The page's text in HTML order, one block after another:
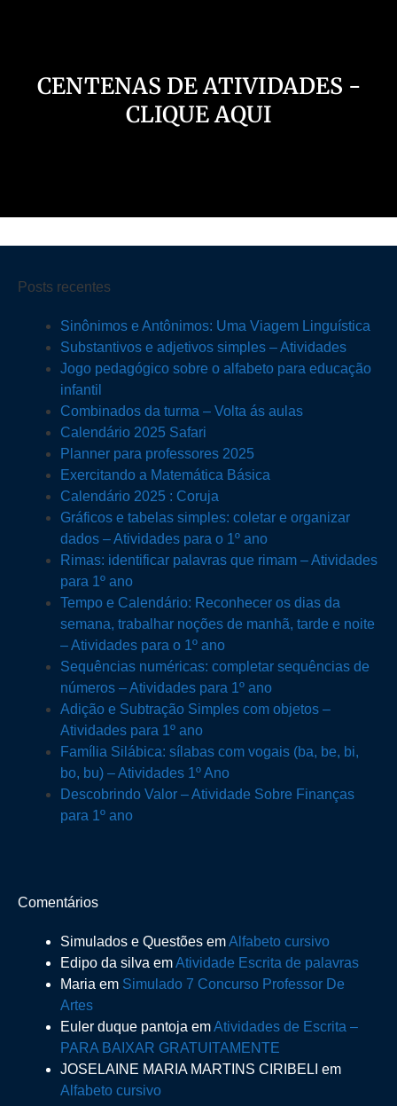
CENTENAS DE ATIVIDADES -
CLIQUE AQUI
Posts recentes
Sinônimos e Antônimos: Uma Viagem Linguística
Substantivos e adjetivos simples – Atividades
Jogo pedagógico sobre o alfabeto para educação
infantil
Combinados da turma – Volta ás aulas
Calendário 2025 Safari
Planner para professores 2025
Exercitando a Matemática Básica
Calendário 2025 : Coruja
Gráficos e tabelas simples: coletar e organizar
dados – Atividades para o 1º ano
Rimas: identificar palavras que rimam – Atividades
para 1º ano
Tempo e Calendário: Reconhecer os dias da
semana, trabalhar noções de manhã, tarde e noite
– Atividades para o 1º ano
Sequências numéricas: completar sequências de
números – Atividades para 1º ano
Adição e Subtração Simples com objetos –
Atividades para 1º ano
Família Silábica: sílabas com vogais (ba, be, bi,
bo, bu) – Atividades 1º Ano
Descobrindo Valor – Atividade Sobre Finanças
para 1º ano
Comentários
Simulados e Questões emAlfabeto cursivo
Edipo da silva emAtividade Escrita de palavras
Maria em Simulado 7 Concurso Professor De
Artes
Euler duque pantoja emAtividades de Escrita –
PARA BAIXAR GRATUITAMENTE
JOSELAINE MARIA MARTINS CIRIBELI em
Alfabeto cursivo